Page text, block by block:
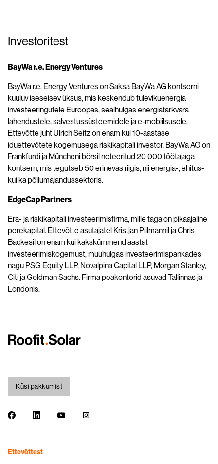
Investoritest
BayWa r.e. Energy Ventures
BayWa r.e. Energy Ventures on Saksa BayWa AG kontserni
kuuluv iseseisev üksus, mis keskendub tulevikuenergia
investeeringutele Euroopas, sealhulgas energiatarkvara
lahendustele, salvestussüsteemidele ja e-mobiilsusele.
Ettevõtte juht Ulrich Seitz on enam kui 10-aastase
iduettevõtete kogemusega riskikapitali investor. BayWa AG on
Frankfurdi ja Müncheni börsil noteeritud 20 000 töötajaga
kontsern, mis tegutseb 50 erinevas riigis, nii energia-, ehitus-
kui ka põllumajandussektoris.
EdgeCap Partners
Era- ja riskikapitali investeerimisfirma, mille taga on pikaajaline
perekapital. Ettevõtte asutajatel Kristjan Piilmannil ja Chris
Backesil on enam kui kakskümmend aastat
investeerimiskogemust, muuhulgas investeerimispankades
nagu PSG Equity LLP, Novalpina Capital LLP, Morgan Stanley,
Citi ja Goldman Sachs. Firma peakontorid asuvad Tallinnas ja
Londonis.
Küsi pakkumist
Ettevõttest